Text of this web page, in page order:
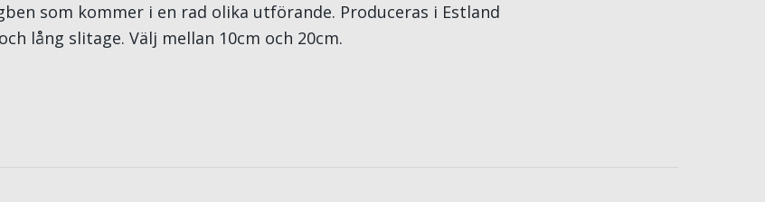
som kommer i en rad olika utförande. Produceras i Estland
lång slitage. Välj mellan 10cm och 20cm.